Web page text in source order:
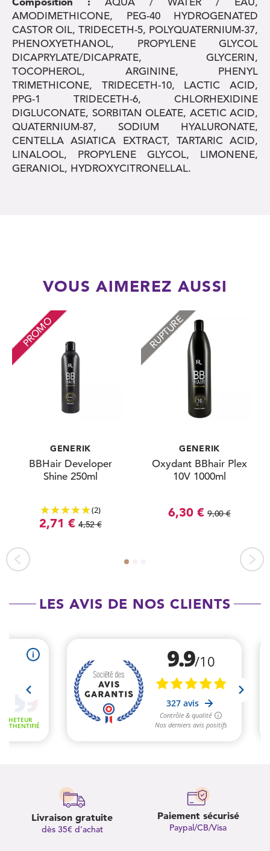
AMODIMETHICONE, PEG-40 HYDROGENATED
CASTOR OIL, TRIDECETH-5, POLYQUATERNIUM-37,
PHENOXYETHANOL, PROPYLENE GLYCOL
DICAPRYLATE/DICAPRATE, GLYCERIN,
TOCOPHEROL, ARGININE, PHENYL
TRIMETHICONE, TRIDECETH-10, LACTIC ACID,
PPG-1 TRIDECETH-6, CHLORHEXIDINE
DIGLUCONATE, SORBITAN OLEATE, ACETIC ACID,
QUATERNIUM-87, SODIUM HYALURONATE,
CENTELLA ASIATICA EXTRACT, TARTARIC ACID,
LINALOOL, PROPYLENE GLYCOL, LIMONENE,
GERANIOL, HYDROXYCITRONELLAL.
VOUS AIMEREZ AUSSI
PROMO
GENERIK
BBHair Developer
Shine 250ml
(2)
2,71 € 4,52 €
RUPTURE
GENERIK
Oxydant BBhair Plex
10V 1000ml
6,30 € 9,00 €
LES AVIS DE NOS CLIENTS
Livraison gratuite
dès 35€ d’achat
Paiement sécurisé
Paypal/CB/Visa